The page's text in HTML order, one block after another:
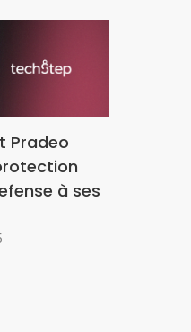
Pradeo
à ses